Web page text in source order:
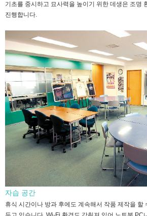
기초를 중시하고 묘사력을 높이기 위한 데생은 조명
진행합니다.
자습 공간
휴식 시간이나 방과 후에도 계속해서 작품 제작을 할